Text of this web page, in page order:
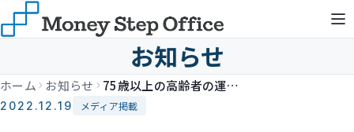
お知らせ
ホーム お知らせ 75歳以上の高齢者の運転免許手続きが2022年11月から変更 交通違反者には運転技能検査が必須に（保険比較ライフィで記事執筆）
2022.12.19 メディア掲載